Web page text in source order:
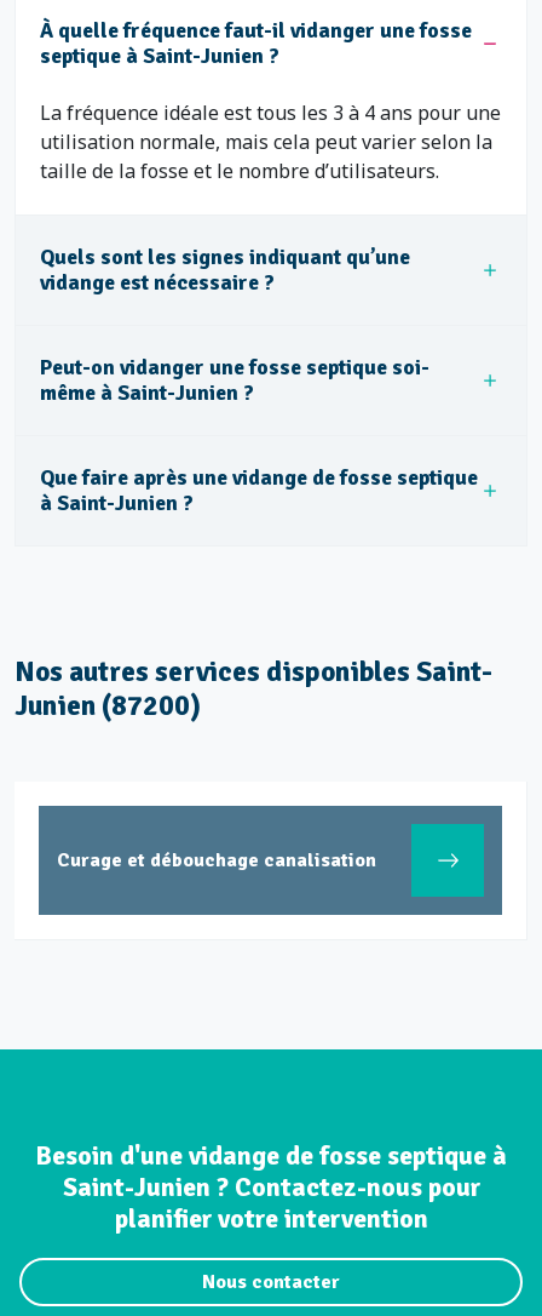
À quelle fréquence faut-il vidanger une fosse
septique à Saint-Junien ?
La fréquence idéale est tous les 3 à 4 ans pour une
utilisation normale, mais cela peut varier selon la
taille de la fosse et le nombre d’utilisateurs.
Quels sont les signes indiquant qu’une
vidange est nécessaire ?
Peut-on vidanger une fosse septique soi-
même à Saint-Junien ?
Que faire après une vidange de fosse septique
à Saint-Junien ?
Nos autres services disponibles Saint-
Junien (87200)
Curage et débouchage canalisation
Besoin d'une vidange de fosse septique à
Saint-Junien ? Contactez-nous pour
planifier votre intervention
Nous contacter